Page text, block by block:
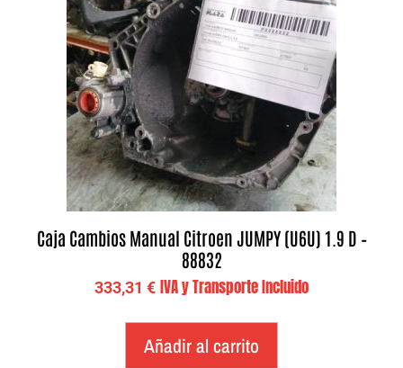
Caja Cambios Manual Citroen JUMPY (U6U) 1.9 D –
88832
333,31 € IVA y Transporte Incluido
Añadir al carrito